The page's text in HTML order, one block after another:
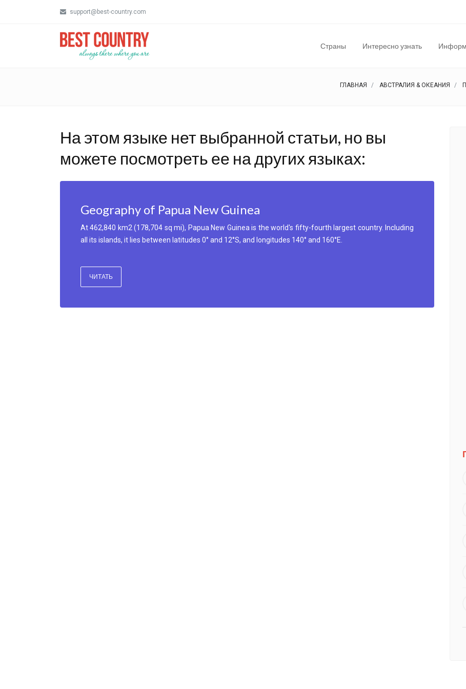
support@best-country.com
Страны Интересно узнать
ГЛАВНАЯ АВСТРАЛИЯ & ОКЕАНИЯ
На этом языке нет выбранной статьи, но вы
можете посмотреть ее на других языках:
Geography of Papua New Guinea
At 462,840 km2 (178,704 sq mi), Papua New Guinea is the world's fifty-fourth largest country. Including
all its islands, it lies between latitudes 0° and 12°S, and longitudes 140° and 160°E.
ЧИТАТЬ